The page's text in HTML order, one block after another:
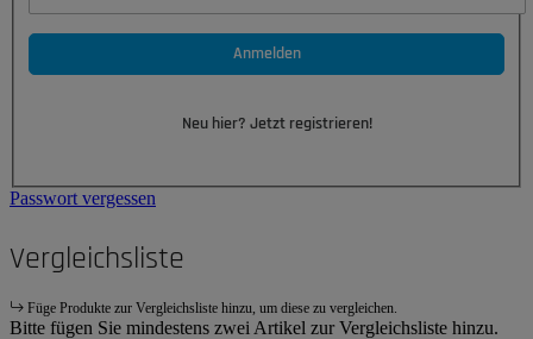
Anmelden
Neu hier? Jetzt registrieren!
Passwort vergessen
Vergleichsliste
Füge Produkte zur Vergleichsliste hinzu, um diese zu vergleichen.
Bitte fügen Sie mindestens zwei Artikel zur Vergleichsliste hinzu.